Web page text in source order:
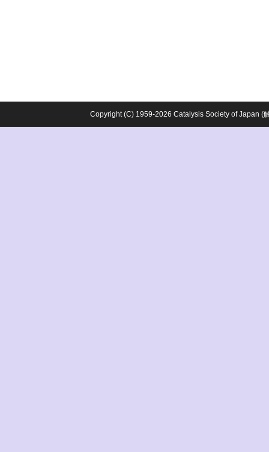
Copyright (C) 1959-2026 Catalysis Society of Japan (